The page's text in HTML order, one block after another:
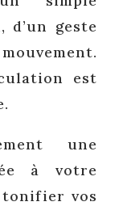
d’un geste
est
une
à votre
vos